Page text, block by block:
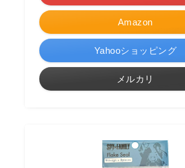
Amazon
Yahooショッピング
メルカリ